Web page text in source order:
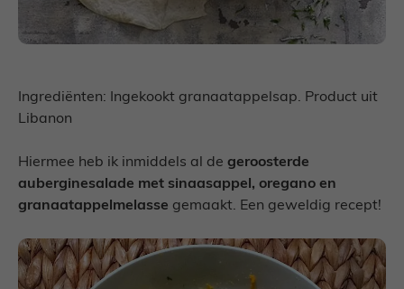
Ingrediënten: Ingekookt granaatappelsap. Product uit
Libanon
Hiermee heb ik inmiddels al de geroosterde
auberginesalade met sinaasappel, oregano en
granaatappelmelasse gemaakt. Een geweldig recept!